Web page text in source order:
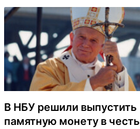
В НБУ решили выпустить
памятную монету в честь